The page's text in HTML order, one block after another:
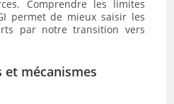
Comprendre les limites
permet de mieux saisir les
par notre transition vers
et mécanismes